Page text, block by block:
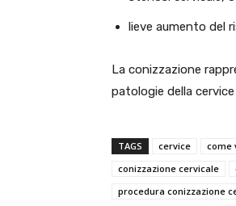
lieve aumento del
La conizzazione
patologie della
TAGS cervice come
conizzazione cervicale
procedura conizzazione